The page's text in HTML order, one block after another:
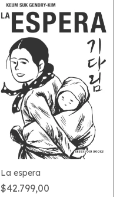
La espera
$42.799,00